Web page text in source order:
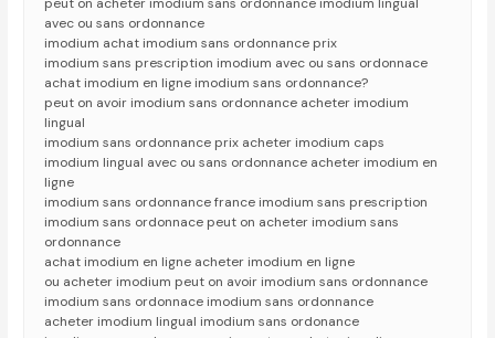
avec ou sans ordonnance
imodium achat imodium sans ordonnance prix
imodium sans prescription imodium avec ou sans ordonnace
achat imodium en ligne imodium sans ordonnance?
peut on avoir imodium sans ordonnance acheter imodium
lingual
imodium sans ordonnance prix acheter imodium caps
imodium lingual avec ou sans ordonnance acheter imodium en
ligne
imodium sans ordonnance france imodium sans prescription
imodium sans ordonnace peut on acheter imodium sans
ordonnance
achat imodium en ligne acheter imodium en ligne
ou acheter imodium peut on avoir imodium sans ordonnance
imodium sans ordonnace imodium sans ordonnance
acheter imodium lingual imodium sans ordonance